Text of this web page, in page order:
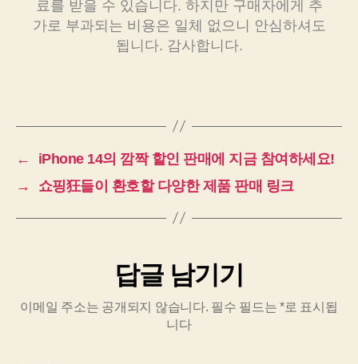
료를 받을 수 있습니다. 하지만 구매자에게 추
가로 부과되는 비용은 일체 없으니 안심하셔도
됩니다. 감사합니다.
←
iPhone 14의 깜짝 할인 판매에 지금 참여하세요!
→
쇼핑狂들이 환호할 다양한 제품 판매 링크
답글 남기기
이메일 주소는 공개되지 않습니다. 필수 필드는*로 표시됩
니다